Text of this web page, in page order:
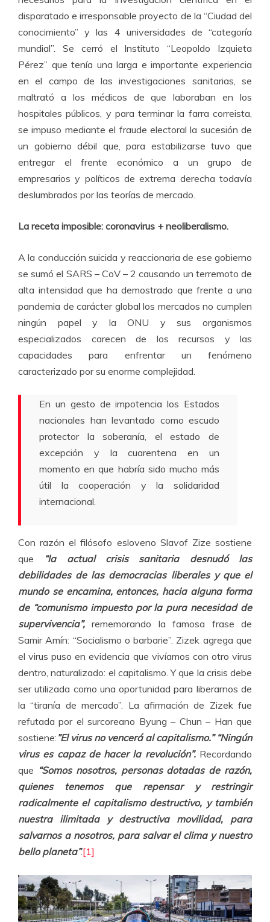
disparatado e irresponsable proyecto de la “Ciudad del
conocimiento” y las 4 universidades de “categoría
mundial”. Se cerró el Instituto “Leopoldo Izquieta
Pérez” que tenía una larga e importante experiencia
en el campo de las investigaciones sanitarias, se
maltrató a los médicos de que laboraban en los
hospitales públicos, y para terminar la farra correista,
se impuso mediante el fraude electoral la sucesión de
un gobierno débil que, para estabilizarse tuvo que
entregar el frente económico a un grupo de
empresarios y políticos de extrema derecha todavía
deslumbrados por las teorías de mercado.
La receta imposible: coronavirus + neoliberalismo.
A la conducción suicida y reaccionaria de ese gobierno
se sumó el SARS – CoV – 2 causando un terremoto de
alta intensidad que ha demostrado que frente a una
pandemia de carácter global los mercados no cumplen
ningún papel y la ONU y sus organismos
especializados carecen de los recursos y las
capacidades para enfrentar un fenómeno
caracterizado por su enorme complejidad.
En un gesto de impotencia los Estados
nacionales han levantado como escudo
protector la soberanía, el estado de
excepción y la cuarentena en un
momento en que habría sido mucho más
útil la cooperación y la solidaridad
internacional.
Con razón el filósofo esloveno Slavof Zize sostiene
que
“la actual crisis sanitaria desnudó las
debilidades de las democracias liberales y que el
mundo se encamina, entonces, hacia alguna forma
de “comunismo impuesto por la pura necesidad de
supervivencia”, rememorando la famosa frase de
Samir Amín: “Socialismo o barbarie”. Zizek agrega que
el virus puso en evidencia que vivíamos con otro virus
dentro, naturalizado: el capitalismo. Y que la crisis debe
ser utilizada como una oportunidad para liberarnos de
la “tiranía de mercado”. La afirmación de Zizek fue
refutada por el surcoreano Byung – Chun – Han que
sostiene: ”El virus no vencerá al capitalismo.” “Ningún
virus es capaz de hacer la revolución”.Recordando
que “Somos nosotros, personas dotadas de razón,
quienes tenemos que repensar y restringir
radicalmente el capitalismo destructivo, y también
nuestra ilimitada y destructiva movilidad, para
salvarnos a nosotros, para salvar el clima y nuestro
bello planeta”.[1]